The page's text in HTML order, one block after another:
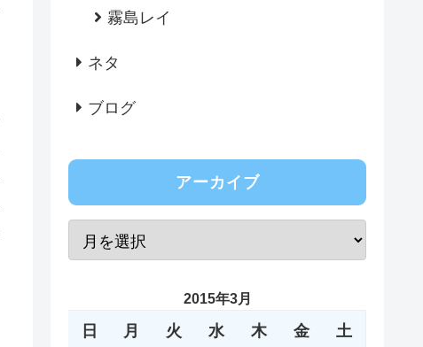
霧島レイ
ネタ
ブログ
アーカイブ
2015年3月
日 月 火 水 木 金 土